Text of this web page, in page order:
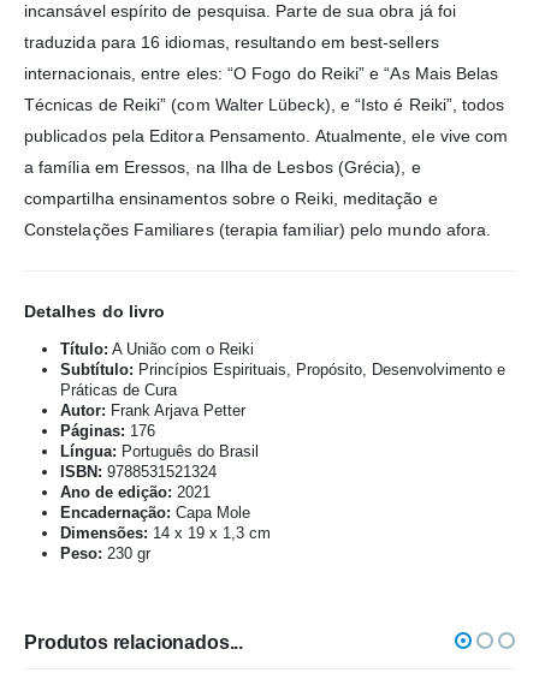
incansável espírito de pesquisa. Parte de sua obra já foi
traduzida para 16 idiomas, resultando em best-sellers
internacionais, entre eles: “O Fogo do Reiki” e “As Mais Belas
Técnicas de Reiki” (com Walter Lübeck), e “Isto é Reiki”, todos
publicados pela Editora Pensamento. Atualmente, ele vive com
a família em Eressos, na Ilha de Lesbos (Grécia), e
compartilha ensinamentos sobre o Reiki, meditação e
Constelações Familiares (terapia familiar) pelo mundo afora.
Detalhes do livro
Título: A União com o Reiki
Subtítulo: Princípios Espirituais, Propósito, Desenvolvimento e
Práticas de Cura
Autor: Frank Arjava Petter
Páginas: 176
Língua: Português do Brasil
ISBN: 9788531521324
Ano de edição: 2021
Encadernação: Capa Mole
Dimensões: 14 x 19 x 1,3 cm
Peso: 230 gr
Produtos relacionados...